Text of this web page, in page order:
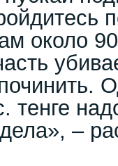
около
тенге
–